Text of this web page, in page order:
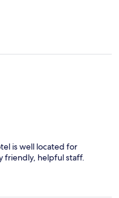
is well located for
friendly, helpful staff.